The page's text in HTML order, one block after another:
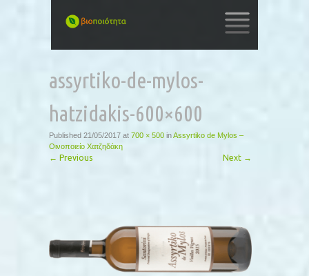
CONTENT
assyrtiko-de-mylos-
hatzidakis-600×600
Published 21/05/2017 at 700 × 500 inAssyrtiko de Mylos –
Οινοποιείο Χατζηδάκη
← Previous Next →